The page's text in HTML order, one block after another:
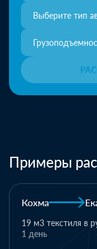
Выберите тип
Примеры
Москва
Оборудование и
1 день